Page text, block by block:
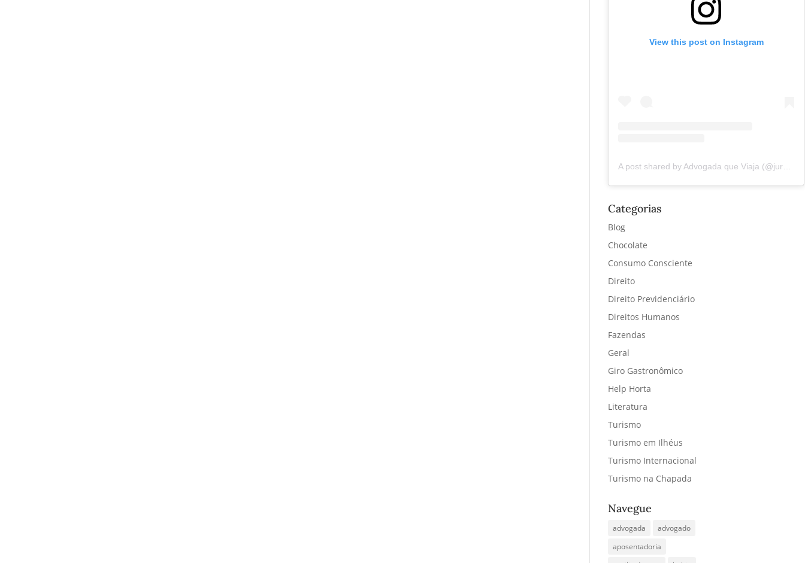
View this post on Instagram
A post shared by Advogada que Viaja (@juremacintra)
Categorias
Blog
Chocolate
Consumo Consciente
Direito
Direito Previdenciário
Direitos Humanos
Fazendas
Geral
Giro Gastronômico
Help Horta
Literatura
Turismo
Turismo em Ilhéus
Turismo Internacional
Turismo na Chapada
Navegue
advogada
advogado
aposentadoria